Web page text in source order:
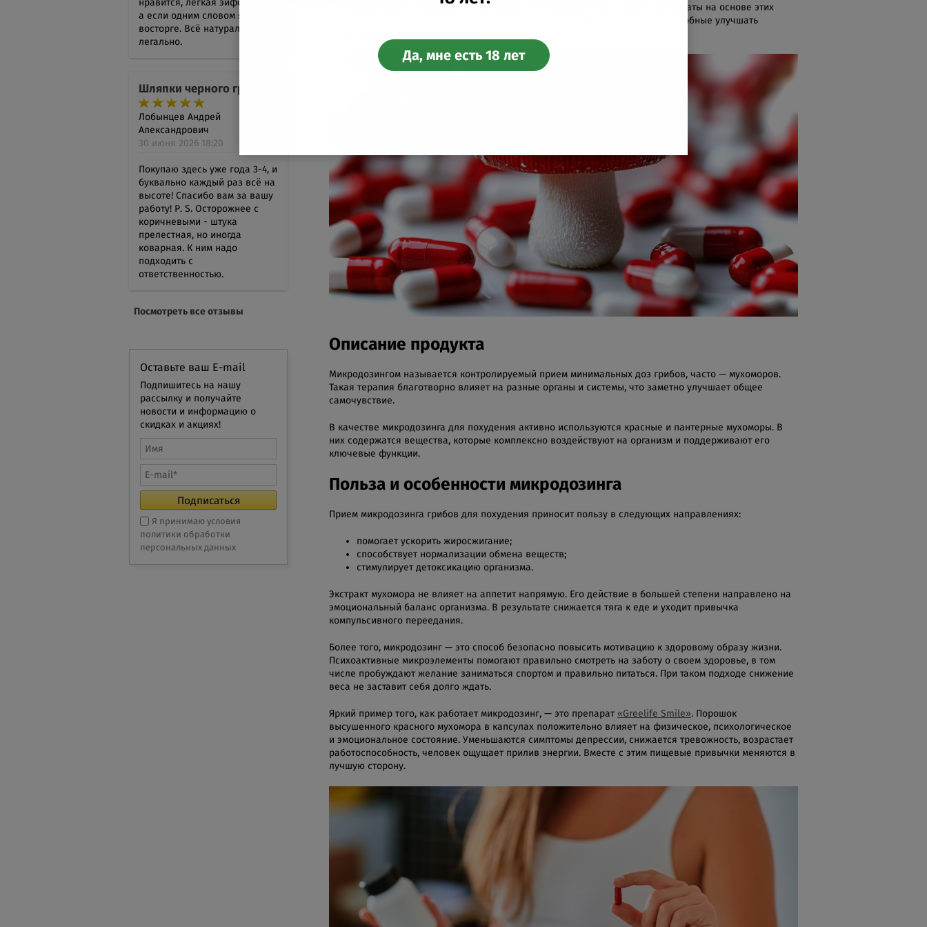
нравится, лёгкая эйфория. Ну,
а если одним словом я в
восторге. Всё натурально и
легально.
Шляпки черного гриба
Лобынцев Андрей
Александрович
30 июня 2026 18:20
Покупаю здесь уже года 3-4, и
буквально каждый раз всё на
высоте! Спасибо вам за вашу
работу! Р. S. Осторожнее с
коричневыми - штука
прелестная, но иногда
коварная. К ним надо
подходить с
ответственностью.
Посмотреть все отзывы
Оставьте ваш E-mail
Подпишитесь на нашу
рассылку и получайте
новости и информацию о
скидках и акциях!
Я принимаю условия
политики обработки
персональных данных
категорию входит микродозинг мухоморов и псилоцибиновых грибов. Препараты на основе этих
продуктов полезны желающим похудеть, а также содержат компоненты, способные улучшать
Описание продукта
Микродозингом называется контролируемый прием минимальных доз грибов, часто — мухоморов.
Такая терапия благотворно влияет на разные органы и системы, что заметно улучшает общее
самочувствие.
В качестве микродозинга для похудения активно используются красные и пантерные мухоморы. В
них содержатся вещества, которые комплексно воздействуют на организм и поддерживают его
ключевые функции.
Польза и особенности микродозинга
Прием микродозинга грибов для похудения приносит пользу в следующих направлениях:
помогает ускорить жиросжигание;
способствует нормализации обмена веществ;
стимулирует детоксикацию организма.
Экстракт мухомора не влияет на аппетит напрямую. Его действие в большей степени направлено на
эмоциональный баланс организма. В результате снижается тяга к еде и уходит привычка
компульсивного переедания.
Более того, микродозинг — это способ безопасно повысить мотивацию к здоровому образу жизни.
Психоактивные микроэлементы помогают правильно смотреть на заботу о своем здоровье, в том
числе пробуждают желание заниматься спортом и правильно питаться. При таком подходе снижение
веса не заставит себя долго ждать.
Яркий пример того, как работает микродозинг, — это препарат «Greelife Smile». Порошок
высушенного красного мухомора в капсулах положительно влияет на физическое, психологическое
и эмоциональное состояние. Уменьшаются симптомы депрессии, снижается тревожность, возрастает
работоспособность, человек ощущает прилив энергии. Вместе с этим пищевые привычки меняются в
лучшую сторону.
Да, мне есть 18 лет